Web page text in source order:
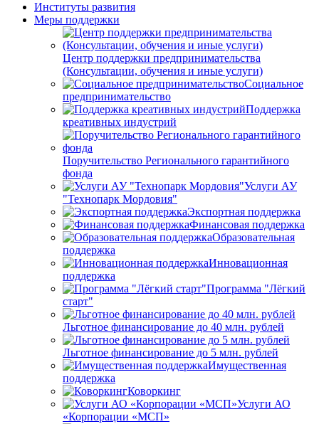
Институты развития
Меры поддержки
Центр поддержки предпринимательства
(Консультации, обучения и иные услуги)
Социальное
предпринимательство
Поддержка
креативных индустрий
Поручительство Регионального гарантийного
фонда
Услуги АУ
"Технопарк Мордовия"
Экспортная поддержка
Финансовая поддержка
Образовательная
поддержка
Инновационная
поддержка
Программа "Лёгкий
старт"
Льготное финансирование до 40 млн. рублей
Льготное финансирование до 5 млн. рублей
Имущественная
поддержка
Коворкинг
Услуги АО
«Корпорации «МСП»